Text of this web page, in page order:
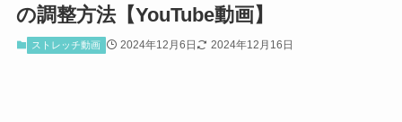
の調整方法【YouTube動画】
ストレッチ動画 2024年12月6日 2024年12月16日